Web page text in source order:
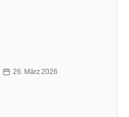
Veröffentlichungsdatum
26. März 2026